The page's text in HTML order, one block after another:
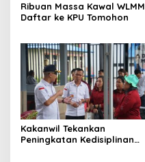
Ribuan Massa Kawal WLMM
Daftar ke KPU Tomohon
Kakanwil Tekankan
Peningkatan Kedisiplinan